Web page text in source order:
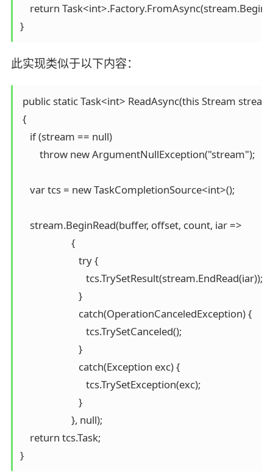
return
}
此实现类似于以下内容：
public static Task<int> ReadAsync(this Stream
{
    if (stream == null)
        throw new ArgumentNullException("stream");
    var tcs = new TaskCompletionSource<int>();
    stream.BeginRead(buffer, offset, count, iar =>
                     {
                        try {
                           tcs.TrySetResult(stream.EndRead(iar));
                        }
                        catch(OperationCanceledException) {
                           tcs.TrySetCanceled();
                        }
                        catch(Exception exc) {
                           tcs.TrySetException(exc);
                        }
                     }, null);
    return tcs.Task;
}